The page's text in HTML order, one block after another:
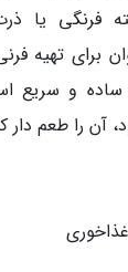
فرنگی یا
برای تهیه
ساده و سریع
آن را طعم دار